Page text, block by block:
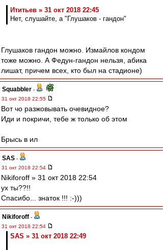
Ититьев » 31 окт 2018 22:45
Нет, слушайте, а "Глушаков - гандон"
Глушаков гандон можно. Измайлов кондом
тоже можно. А Федун-гандон нельзя, абика
лишат, причем всех, кто был на стадионе)
Squabbler -
31 окт 2018 22:55
Вот чо разжовывать очевидное?
Иди и покричи, тебе ж только об этом
Брысь в ил
SAS -
31 окт 2018 22:54
Nikiforoff » 31 окт 2018 22:54
ух ты??!!
Спасибо... знаток !!! :-)))
Nikiforoff -
31 окт 2018 22:54
SAS » 31 окт 2018 22:49